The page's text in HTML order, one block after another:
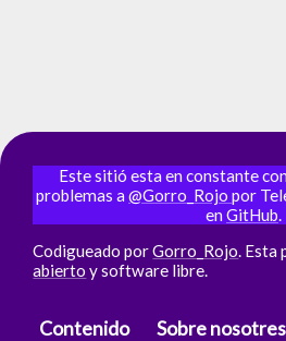
Este sitió esta en constante
problemas a@Gorro_Rojo por
enGitHub.
Codigueado porGorro_Rojo. Esta
abierto y software libre.
Contenido Sobre nosotres